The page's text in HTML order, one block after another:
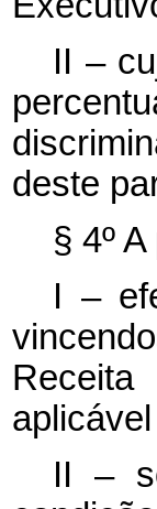
II –
deste
§ 4º
I –
II –